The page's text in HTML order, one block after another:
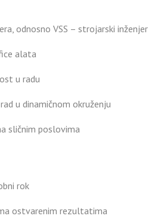
odnosno VSS – strojarski inženjer
alata
u radu
u dinamičnom okruženju
sličnim poslovima
rok
ostvarenim rezultatima